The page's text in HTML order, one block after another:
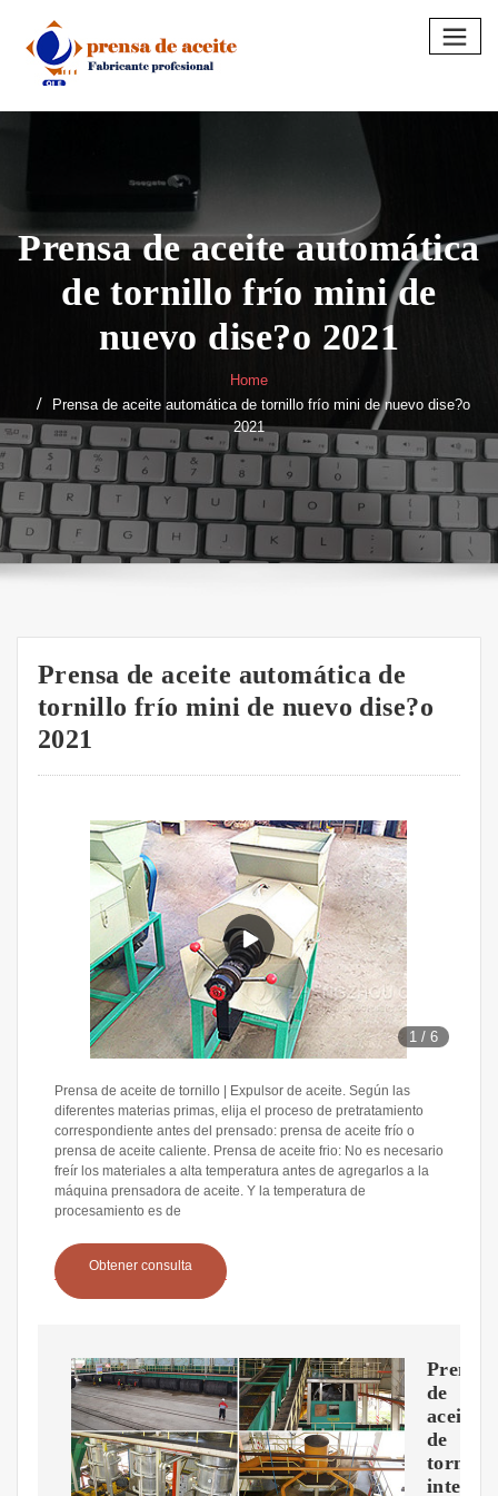
content
Prensa de aceite automática
de tornillo frío mini de
nuevo dise?o 2021
Home
Prensa de aceite automática de tornillo frío mini de nuevo dise?o
2021
Prensa de aceite automática de
tornillo frío mini de nuevo dise?o
2021
1 /6
Prensa de aceite de tornillo | Expulsor de aceite. Según las
diferentes materias primas, elija el proceso de pretratamiento
correspondiente antes del prensado: prensa de aceite frío o
prensa de aceite caliente. Prensa de aceite frio: No es necesario
freír los materiales a alta temperatura antes de agregarlos a la
máquina prensadora de aceite. Y la temperatura de
procesamiento es de
Obtener consulta
Prensa
de
aceite
de
tornillo